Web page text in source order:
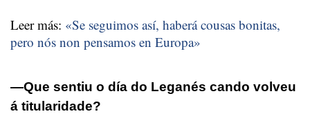
Leer más: «Se seguimos así, haberá cousas bonitas,
pero nós non pensamos en Europa»
—Que sentiu o día do Leganés cando volveu
á titularidade?